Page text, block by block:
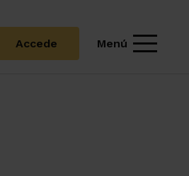
Accede Menú